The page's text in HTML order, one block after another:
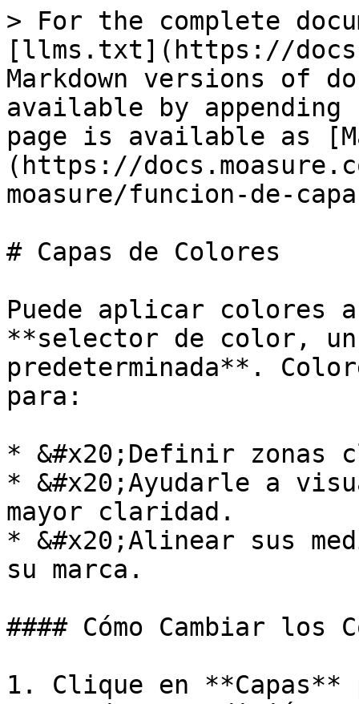
> For the complete
[llms.txt](https://
Markdown versions of
available by
page is available as
(https://
moasure/funcion-de-
# Capas de Colores
Puede aplicar colores
**selector de color,
predeterminada**.
para:
* &#x20;Definir zonas
* &#x20;Ayudarle a
mayor claridad.
* &#x20;Alinear sus
su marca.
#### Cómo Cambiar los
1. Clique en